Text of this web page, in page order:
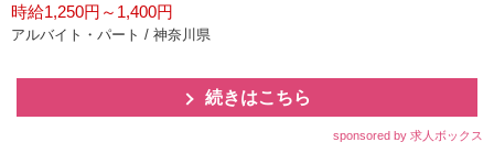
時給1,250円～1,400円
アルバイト・パート / 神奈川県
続きはこちら
sponsored by 求人ボックス